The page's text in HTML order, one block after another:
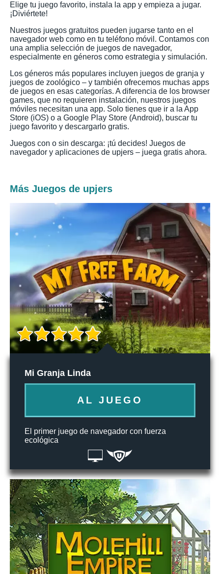
Elige tu juego favorito, instala la app y empieza a jugar.
¡Diviértete!
Nuestros juegos gratuitos pueden jugarse tanto en el
navegador web como en tu teléfono móvil. Contamos con
una amplia selección de juegos de navegador,
especialmente en géneros como estrategia y simulación.
Los géneros más populares incluyen juegos de granja y
juegos de zoológico – y también ofrecemos muchas apps
de juegos en esas categorías. A diferencia de los browser
games, que no requieren instalación, nuestros juegos
móviles necesitan una app. Solo tienes que ir a la App
Store (iOS) o a Google Play Store (Android), buscar tu
juego favorito y descargarlo gratis.
Juegos con o sin descarga: ¡tú decides! Juegos de
navegador y aplicaciones de upjers – juega gratis ahora.
Más Juegos de upjers
Mi Granja Linda
AL JUEGO
El primer juego de navegador con fuerza
ecológica